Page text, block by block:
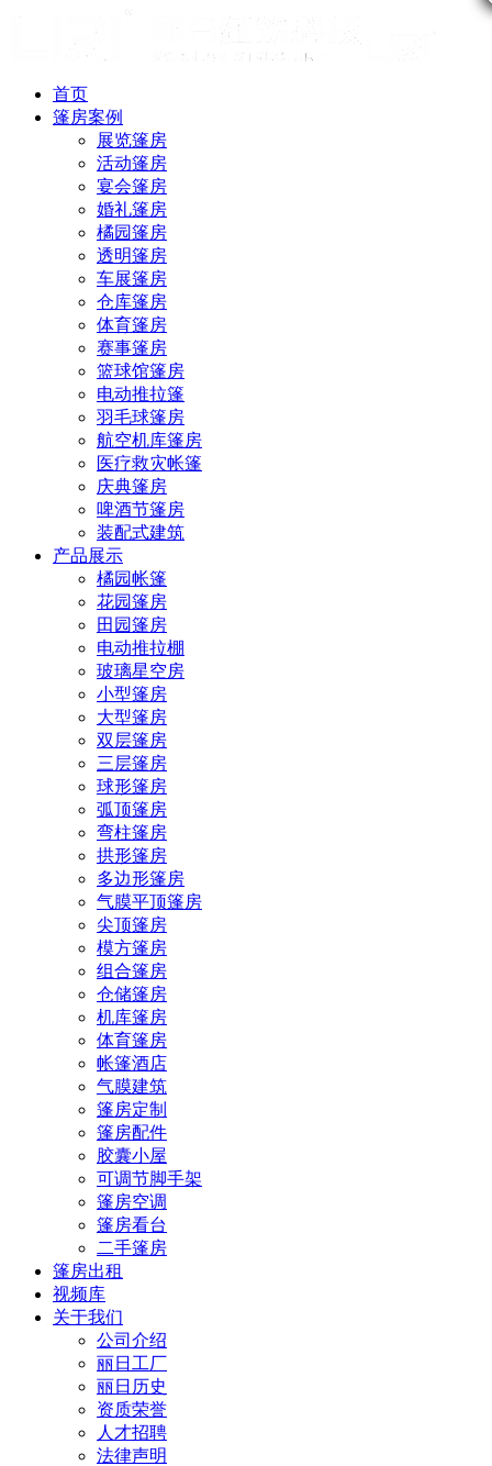
首页
篷房案例
展览篷房
活动篷房
宴会篷房
婚礼篷房
橘园篷房
透明篷房
车展篷房
仓库篷房
体育篷房
赛事篷房
篮球馆篷房
电动推拉篷
羽毛球篷房
航空机库篷房
医疗救灾帐篷
庆典篷房
啤酒节篷房
装配式建筑
产品展示
橘园帐篷
花园篷房
田园篷房
电动推拉棚
玻璃星空房
小型篷房
大型篷房
双层篷房
三层篷房
球形篷房
弧顶篷房
弯柱篷房
拱形篷房
多边形篷房
气膜平顶篷房
尖顶篷房
模方篷房
组合篷房
仓储篷房
机库篷房
体育篷房
帐篷酒店
气膜建筑
篷房定制
篷房配件
胶囊小屋
可调节脚手架
篷房空调
篷房看台
二手篷房
篷房出租
视频库
关于我们
公司介绍
丽日工厂
丽日历史
资质荣誉
人才招聘
法律声明